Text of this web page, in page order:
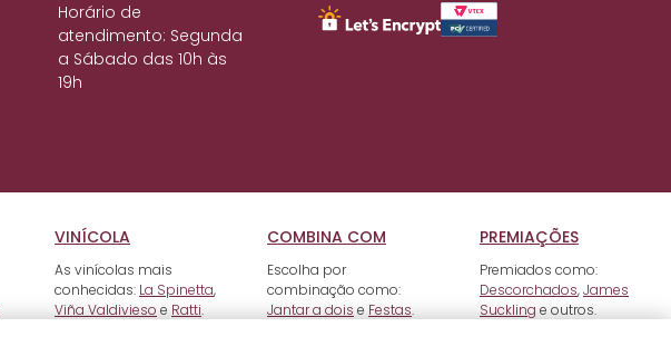
Horário de
atendimento: Segunda
a Sábado das 10h às
19h
VINÍCOLA
As vinícolas mais
conhecidas: La Spinetta,
Viña Valdivieso e Ratti.
COMBINA COM
Escolha por
combinação como:
Jantar a dois e Festas.
PREMIAÇÕES
Premiados como:
Descorchados,James
Suckling e outros.